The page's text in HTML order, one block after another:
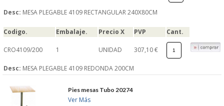
Desc: MESA PLEGABLE 4109 RECTANGULAR 240X80CM
Codigo. Embalaje. Precio X PVP Cant.
CRO4109/200 1 UNIDAD 307,10 €
Desc: MESA PLEGABLE 4109 REDONDA 200CM
Pies mesas Tubo 20274
Ver Más